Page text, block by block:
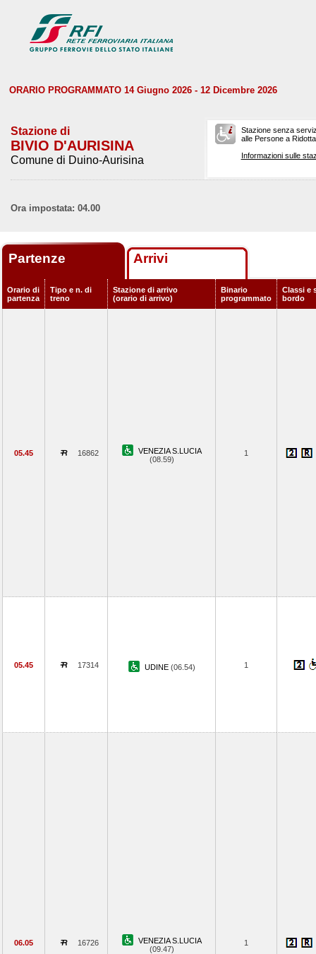
ORARIO PROGRAMMATO 14 Giugno 2026 - 12 Dicembre 2026
Stazione di
BIVIO D'AURISINA
Comune di Duino-Aurisina
Stazione senza
alle Persone a
Informazioni sulle
Ora impostata: 04.00
Partenze Arrivi
Orario di
partenza
Tipo e n. di
treno
Stazione di arrivo
(orario di arrivo)
Binario
programmato
Classi e
bordo
05.45 16862
VENEZIA S.LUCIA
(08.59)
1
05.45 17314 UDINE (06.54) 1
06.05 16726
VENEZIA S.LUCIA
(09.47)
1